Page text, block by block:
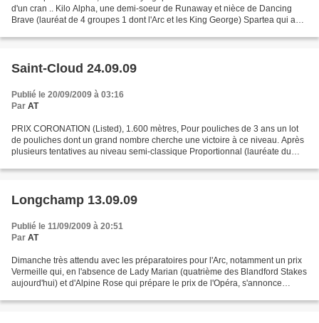
d'un cran .. Kilo Alpha, une demi-soeur de Runaway et nièce de Dancing
Brave (lauréat de 4 groupes 1 dont l'Arc et les King George) Spartea qui a
Saint-Cloud 24.09.09
Publié le 20/09/2009 à 03:16
Par AT
PRIX CORONATION (Listed), 1.600 mètres, Pour pouliches de 3 ans un lot
de pouliches dont un grand nombre cherche une victoire à ce niveau. Après
plusieurs tentatives au niveau semi-classique Proportionnal (lauréate du
Longchamp 13.09.09
Publié le 11/09/2009 à 20:51
Par AT
Dimanche très attendu avec les préparatoires pour l'Arc, notamment un prix
Vermeille qui, en l'absence de Lady Marian (quatrième des Blandford Stakes
aujourd'hui) et d'Alpine Rose qui prépare le prix de l'Opéra, s'annonce